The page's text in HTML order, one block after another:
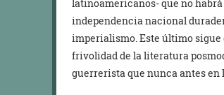
latinoamericanos- que no
independencia nacional
imperialismo. Este último sigue
frivolidad de la literatura
guerrerista que nunca antes en